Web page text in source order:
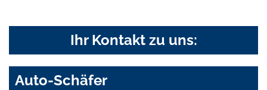
Ihr Kontakt zu uns:
Auto-Schäfer